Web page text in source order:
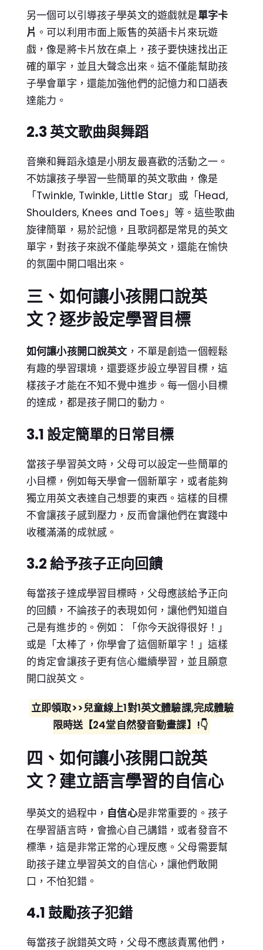
另一個可以引導孩子學英文的遊戲就是單字卡
片 。可以利用市面上販售的英語卡片來玩遊
戲，像是將卡片放在桌上，孩子要快速找出正
確的單字，並且大聲念出來。這不僅能幫助孩
子學會單字，還能加強他們的記憶力和口語表
達能力。
2.3 英文歌曲與舞蹈
音樂和舞蹈永遠是小朋友最喜歡的活動之一。
不妨讓孩子學習一些簡單的英文歌曲，像是
「Twinkle, Twinkle, Little Star」或「Head,
Shoulders, Knees and Toes」等。這些歌曲
旋律簡單，易於記憶，且歌詞都是常見的英文
單字，對孩子來說不僅能學英文，還能在愉快
的氛圍中開口唱出來。
三、如何讓小孩開口說英
文？逐步設定學習目標
如何讓小孩開口說英文 ，不單是創造一個輕鬆
有趣的學習環境，還要逐步設立學習目標，這
樣孩子才能在不知不覺中進步。每一個小目標
的達成，都是孩子開口的動力。
3.1 設定簡單的日常目標
當孩子學習英文時，父母可以設定一些簡單的
小目標，例如每天學會一個新單字，或者能夠
獨立用英文表達自己想要的東西。這樣的目標
不會讓孩子感到壓力，反而會讓他們在實踐中
收穫滿滿的成就感。
3.2 給予孩子正向回饋
每當孩子達成學習目標時，父母應該給予正向
的回饋，不論孩子的表現如何，讓他們知道自
己是有進步的。例如：「你今天說得很好！」
或是「太棒了，你學會了這個新單字！」這樣
的肯定會讓孩子更有信心繼續學習，並且願意
開口說英文。
立即領取>>兒童線上1對1英文體驗課,完成體驗
限時送【24堂自然發音動畫課】!👇
四、如何讓小孩開口說英
文？建立語言學習的自信心
學英文的過程中， 自信心是非常重要的。孩子
在學習語言時，會擔心自己講錯，或者發音不
標準，這是非常正常的心理反應。父母需要幫
助孩子建立學習英文的自信心，讓他們敢開
口，不怕犯錯。
4.1 鼓勵孩子犯錯
每當孩子說錯英文時，父母不應該責罵他們，